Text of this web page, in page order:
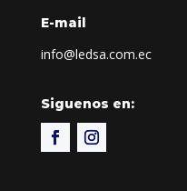
E-mail
info@ledsa.com.ec
Siguenos en: